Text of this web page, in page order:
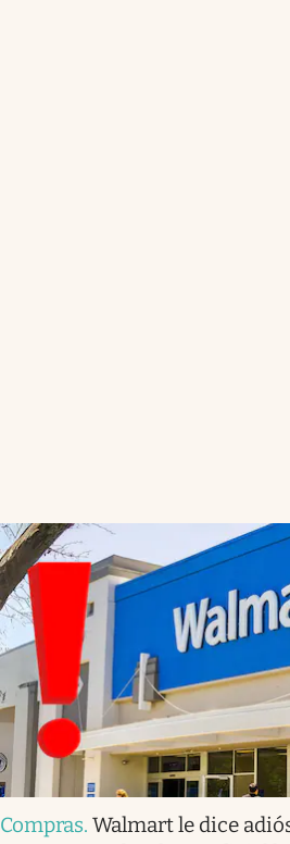
Compras. Walmart le dice